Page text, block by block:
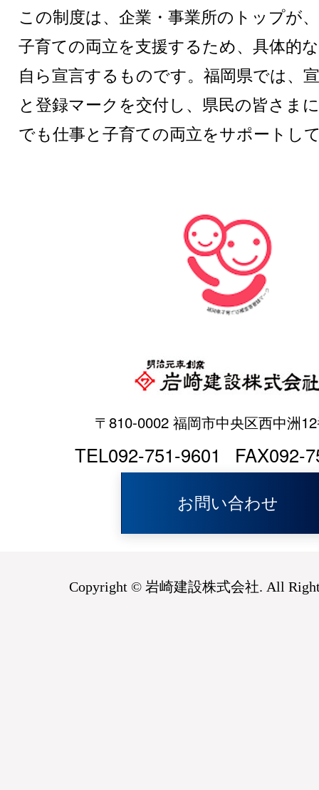
この制度は、企業・事業所のトップが
子育ての両立を支援するため、具体的
自ら宣言するものです。福岡県では、
と登録マークを交付し、県民の皆さま
でも仕事と子育ての両立をサポートし
〒810-0002 福岡市中央区西中洲
TEL092-751-9601 FAX092-
お問い合わせ
Copyright © 岩崎建設株式会社. All